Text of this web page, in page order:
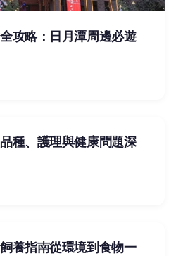
攻略：日月潭周邊必遊
種、護理與健康問題深
養指南從環境到食物一